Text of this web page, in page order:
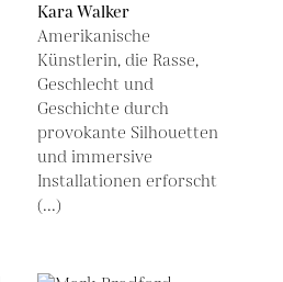
Kara Walker
Amerikanische
Künstlerin, die Rasse,
Geschlecht und
Geschichte durch
provokante Silhouetten
und immersive
Installationen erforscht
(...)